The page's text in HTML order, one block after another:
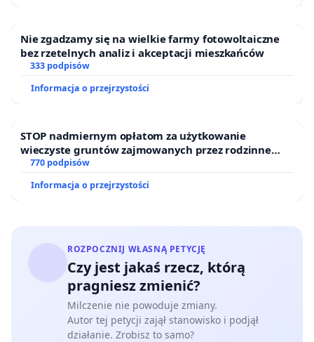
Nie zgadzamy się na wielkie farmy fotowoltaiczne
bez rzetelnych analiz i akceptacji mieszkańców
333 podpisów
Informacja o przejrzystości
STOP nadmiernym opłatom za użytkowanie
wieczyste gruntów zajmowanych przez rodzinne
ogrody działkowe.
770 podpisów
Informacja o przejrzystości
ROZPOCZNIJ WŁASNĄ PETYCJĘ
Czy jest jakaś rzecz, którą
pragniesz zmienić?
Milczenie nie powoduje zmiany.
Autor tej petycji zajął stanowisko i podjął
działanie. Zrobisz to samo?